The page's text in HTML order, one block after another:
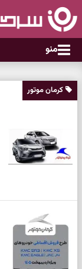
منو
کرمان موتور